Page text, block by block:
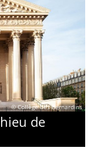
© Collège des Bernardins
de